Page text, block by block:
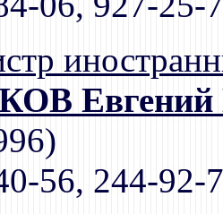
Евгений
56, 244-92-